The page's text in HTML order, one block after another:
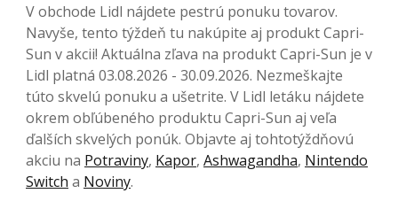
V obchode Lidl nájdete pestrú ponuku tovarov.
Navyše, tento týždeň tu nakúpite aj produkt Capri-
Sun v akcii! Aktuálna zľava na produkt Capri-Sun je v
Lidl platná 03.08.2026 - 30.09.2026. Nezmeškajte
túto skvelú ponuku a ušetrite. V Lidl letáku nájdete
okrem obľúbeného produktu Capri-Sun aj veľa
ďalších skvelých ponúk. Objavte aj tohtotýždňovú
akciu na Potraviny, Kapor, Ashwagandha, Nintendo
Switch a Noviny.